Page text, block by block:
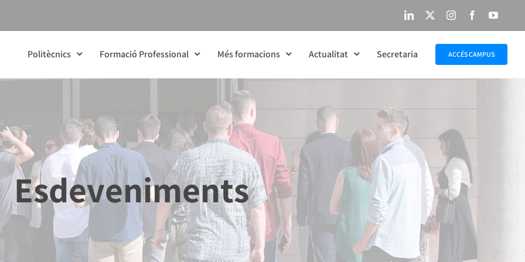
LinkedIn InstagramFacebook
Politècnics Formació Professional Més formacions Actualitat Secretaria ACCÉS CAMPUS
Esdeveniments